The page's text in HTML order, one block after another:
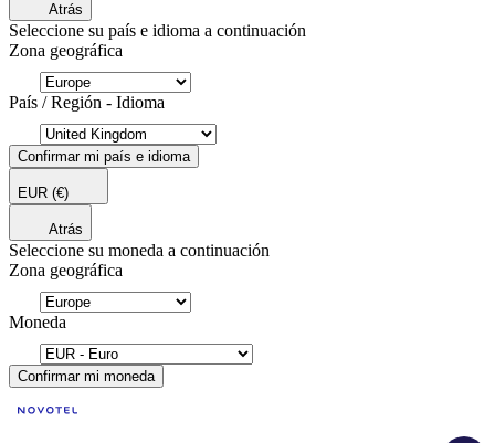
Atrás
Seleccione su país e idioma a continuación
Zona geográfica
País / Región - Idioma
Confirmar mi país e idioma
EUR (€)
Atrás
Seleccione su moneda a continuación
Zona geográfica
Moneda
Confirmar mi moneda